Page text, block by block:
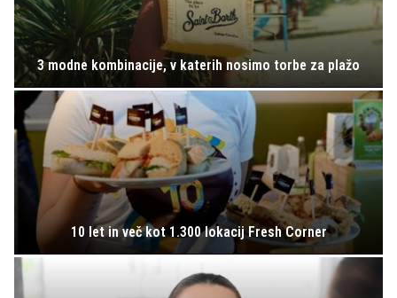
3 modne kombinacije, v katerih nosimo torbe za plažo
10 let in več kot 1.300 lokacij Fresh Corner